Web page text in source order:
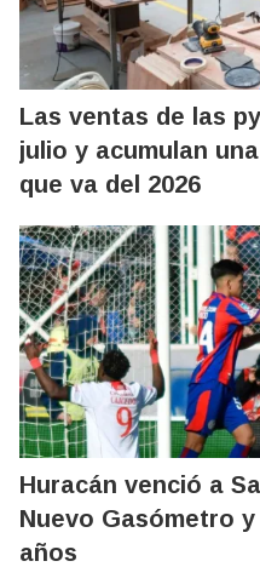
Las ventas de las
julio y acumulan
que va del 2026
Huracán venció a
Nuevo Gasómetro
años